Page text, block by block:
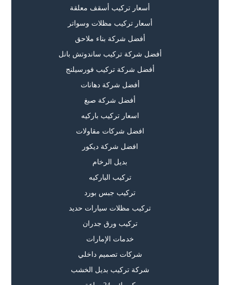
أسعار تركيب أسقف معلقة
أسعار تركيب مظلات وسواتر
أفضل شركة بناء ملاحق
أفضل شركة تركيب ساندوتش بانل
أفضل شركة تركيب فورسيلنج
أفضل شركة دهانات
أفضل شركة صبغ
اسعار تركيب باركيه
افضل شركات مقاولات
افضل شركة ديكور
بديل الرخام
تركيب الباركيه
تركيب جبس بورد
تركيب مظلات سيارات حديد
تركيب ورق جدران
خدمات الإمارات
شركات تصميم داخلي
شركة تركيب بديل الخشب